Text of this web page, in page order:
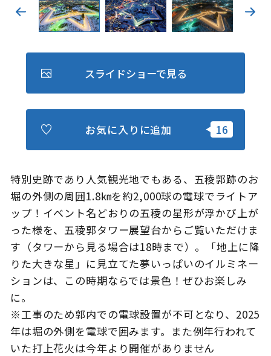
キュンちゃんの部屋
事業者の皆さまへ
このサイトについて 観光資料
動画ライブラリー フォトライブラリー
お問い合わせ
Languages
特別史跡であり人気観光地でもある、五稜郭跡のお
堀の外側の周囲1.8㎞を約2,000球の電球でライトア
ップ！イベント名どおりの五稜の星形が浮かび上が
った様を、五稜郭タワー展望台からご覧いただけま
す（タワーから見る場合は18時まで）。「地上に降
りた大きな星」に見立てた夢いっぱいのイルミネー
ションは、この時期ならでは景色！ぜひお楽しみ
に。
※工事のため郭内での電球設置が不可となり、2025
年は堀の外側を電球で囲みます。また例年行われて
いた打上花火は今年より開催がありません
スライドショーで見る
お気に入りに追加